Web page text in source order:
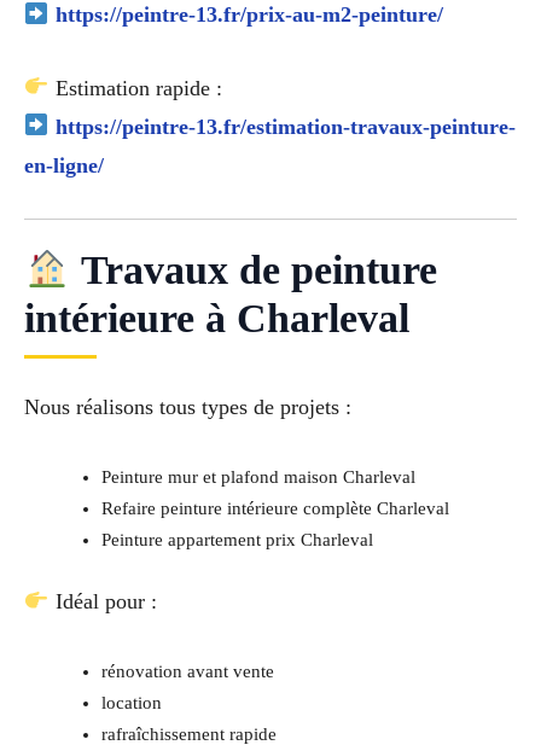
https://peintre-13.fr/prix-au-m2-peinture/
Estimation rapide :
https://peintre-13.fr/estimation-travaux-peinture-
en-ligne/
Travaux de peinture
intérieure à Charleval
Nous réalisons tous types de projets :
Peinture mur et plafond maison Charleval
Refaire peinture intérieure complète Charleval
Peinture appartement prix Charleval
Idéal pour :
rénovation avant vente
location
rafraîchissement rapide